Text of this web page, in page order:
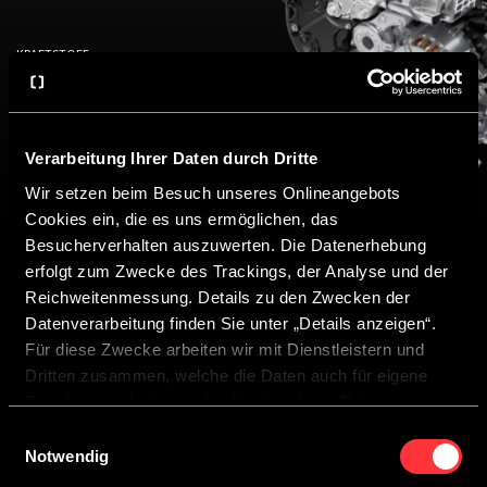
Verarbeitung Ihrer Daten durch Dritte
Wir setzen beim Besuch unseres Onlineangebots
Cookies ein, die es uns ermöglichen, das
Besucherverhalten auszuwerten. Die Datenerhebung
erfolgt zum Zwecke des Trackings, der Analyse und der
Reichweitenmessung. Details zu den Zwecken der
Datenverarbeitung finden Sie unter „Details anzeigen“.
Für diese Zwecke arbeiten wir mit Dienstleistern und
Dritten zusammen, welche die Daten auch für eigene
Zwecke verarbeiten und ggf. mit anderen Daten
Durch Anklicken der Schaltfläche „Cookies zulassen“
Notwendig
KRAFTSTOFF
Diesel
1.900 kg
SO KOMMST DU ZU DEINEM